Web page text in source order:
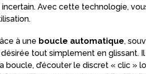
incertain. Avec cette technologie,
à une boucle automatique,
tout simplement en glissant.
boucle, d’écouter le discret « clic »